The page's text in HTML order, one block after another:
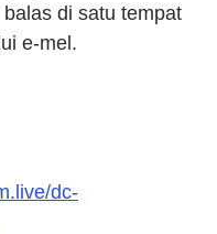
di satu tempat
e-mel.
dc-